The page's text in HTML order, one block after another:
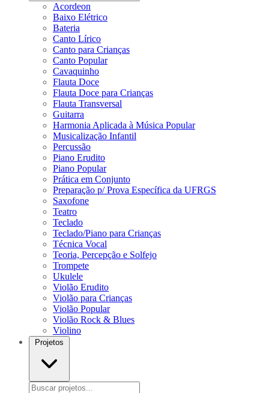
Acordeon
Baixo Elétrico
Bateria
Canto Lírico
Canto para Crianças
Canto Popular
Cavaquinho
Flauta Doce
Flauta Doce para Crianças
Flauta Transversal
Guitarra
Harmonia Aplicada à Música Popular
Musicalização Infantil
Percussão
Piano Erudito
Piano Popular
Prática em Conjunto
Preparação p/ Prova Específica da UFRGS
Saxofone
Teatro
Teclado
Teclado/Piano para Crianças
Técnica Vocal
Teoria, Percepção e Solfejo
Trompete
Ukulele
Violão Erudito
Violão para Crianças
Violão Popular
Violão Rock & Blues
Violino
Projetos